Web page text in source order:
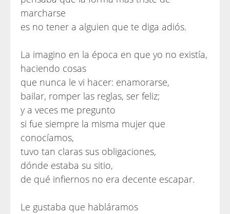
marcharse
es no tener a alguien que te diga adiós.
La imagino en la época en que yo no existía,
haciendo cosas
que nunca le vi hacer: enamorarse,
bailar, romper las reglas, ser feliz;
y a veces me pregunto
si fue siempre la misma mujer que
conocíamos,
tuvo tan claras sus obligaciones,
dónde estaba su sitio,
de qué infiernos no era decente escapar.
Le gustaba que habláramos